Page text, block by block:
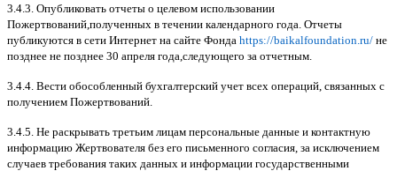
3.4.3. Опубликовать отчеты о целевом использовании
Пожертвований полученных в течении календарного года Отчеты
публикуются в сети Интернет на сайте Фонда https://baikalfoundation.ru/ не
позднее не позднее 30 апреля года следующего за отчетным
3.4.4. Вести обособленный бухгалтерский учет всех операций связанных с
получением Пожертвований
3.4.5. Не раскрывать третьим лицам персональные данные и контактную
информацию Жертвователя без его письменного согласия за исключением
случаев требования таких данных и информации государственными